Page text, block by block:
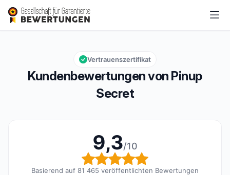
Pinup Secret
Gesamtbewertung: 9,3 von 10
9,3/10
Kundenbewertungen von Pinup
Secret
Vertrauenszertifikat
9,3/10
Gesamtbewertung: 9,3
Basierend auf 81 465 veröffentlichten Bewertungen